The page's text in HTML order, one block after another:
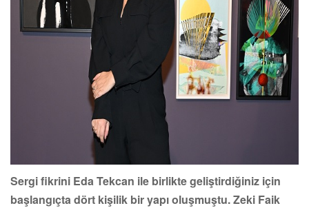
Sergi fikrini Eda Tekcan ile birlikte geliştirdiğiniz için
başlangıçta dört kişilik bir yapı oluşmuştu. Zeki Faik